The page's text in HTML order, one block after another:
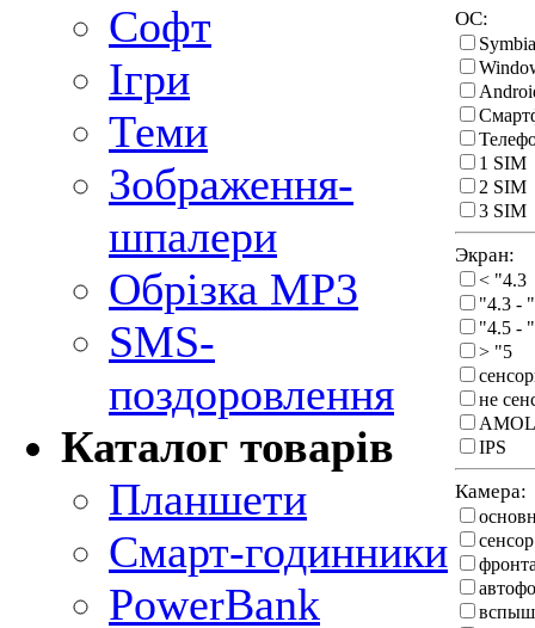
Софт
Ігри
Теми
Зображення-
шпалери
Обрізка MP3
SMS-
поздоровлення
Каталог товарів
Планшети
Смарт-годинники
PowerBank
ОС:
1 SIM
2 SIM
3 SIM
Экран:
< "4.3
"4.3 -
"4.5 -
> "5
не
IPS
Камера: